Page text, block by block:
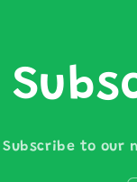
Subscribe to our